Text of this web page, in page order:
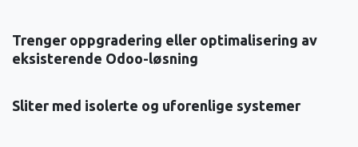
Trenger oppgradering eller optimalisering av
eksisterende Odoo-løsning
Sliter med isolerte og uforenlige systemer